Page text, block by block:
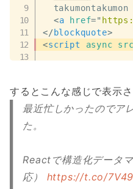
takumontakumon
<a href="
</blockquote>
<script async src
するとこんな感じで表示さ
最近忙しかったのでア
た。
Reactで構造化データ
応） https://t.co/